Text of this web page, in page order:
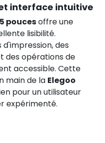
interface intuitive
poucesoffre une
lisibilité.
des
des opérations de
accessible. Cette
main de la Elegoo
pour un utilisateur
expérimenté.